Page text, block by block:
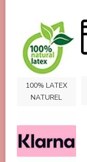
100% LATEX
NATUREL